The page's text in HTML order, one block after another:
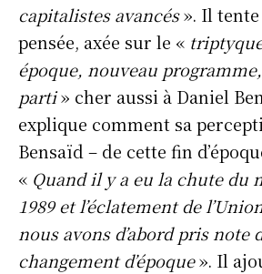
capitalistes avancés». Il tente
pensée, axée sur le «
époque, nouveau
parti» cher aussi à Daniel
explique comment sa
Bensaïd – de cette fin
« Quand il y a eu la chute du
1989 et l’éclatement de
nous avons d’abord pris note
changement d’époque». Il